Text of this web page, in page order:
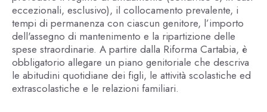
eccezionali, esclusivo), il collocamento prevalente, i
tempi di permanenza con ciascun genitore, l’importo
dell'assegno di mantenimento e la ripartizione delle
spese straordinarie. A partire dalla Riforma Cartabia, è
obbligatorio allegare un piano genitoriale che descriva
le abitudini quotidiane dei figli, le attività scolastiche ed
extrascolastiche e le relazioni familiari.